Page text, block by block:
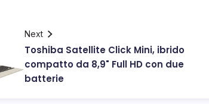
Next
Toshiba Satellite Click Mini, ibrido
compatto da 8,9" Full HD con due
batterie